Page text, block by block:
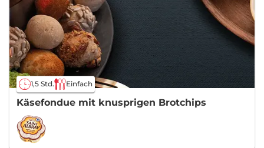
1,5 Std. Einfach
Käsefondue mit knusprigen Brotchips